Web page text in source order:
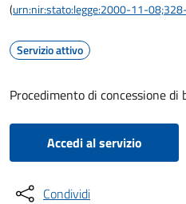
(urn:nir:stato:legge:2000-11-
Servizio attivo
Procedimento di concessione di
Accedi al servizio
Condividi